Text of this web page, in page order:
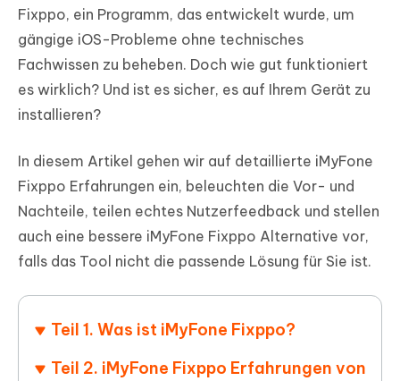
Fixppo, ein Programm, das entwickelt wurde, um
gängige iOS-Probleme ohne technisches
Fachwissen zu beheben. Doch wie gut funktioniert
es wirklich? Und ist es sicher, es auf Ihrem Gerät zu
installieren?
In diesem Artikel gehen wir auf detaillierte iMyFone
Fixppo Erfahrungen ein, beleuchten die Vor- und
Nachteile, teilen echtes Nutzerfeedback und stellen
auch eine bessere iMyFone Fixppo Alternative vor,
falls das Tool nicht die passende Lösung für Sie ist.
Teil 1. Was ist iMyFone Fixppo?
Teil 2. iMyFone Fixppo Erfahrungen von